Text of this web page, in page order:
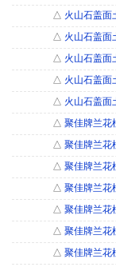
△ 火山石盖面
△ 火山石盖面
△ 火山石盖面
△ 火山石盖面
△ 火山石盖面
△ 聚佳牌兰花
△ 聚佳牌兰花
△ 聚佳牌兰花
△ 聚佳牌兰花
△ 聚佳牌兰花
△ 聚佳牌兰花
△ 聚佳牌兰花